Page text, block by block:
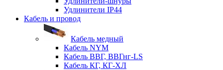
Удлинители IP44
Кабель и провод
Кабель медный
Кабель NYM
Кабель ВВГ, ВВГнг-LS
Кабель КГ, КГ-ХЛ